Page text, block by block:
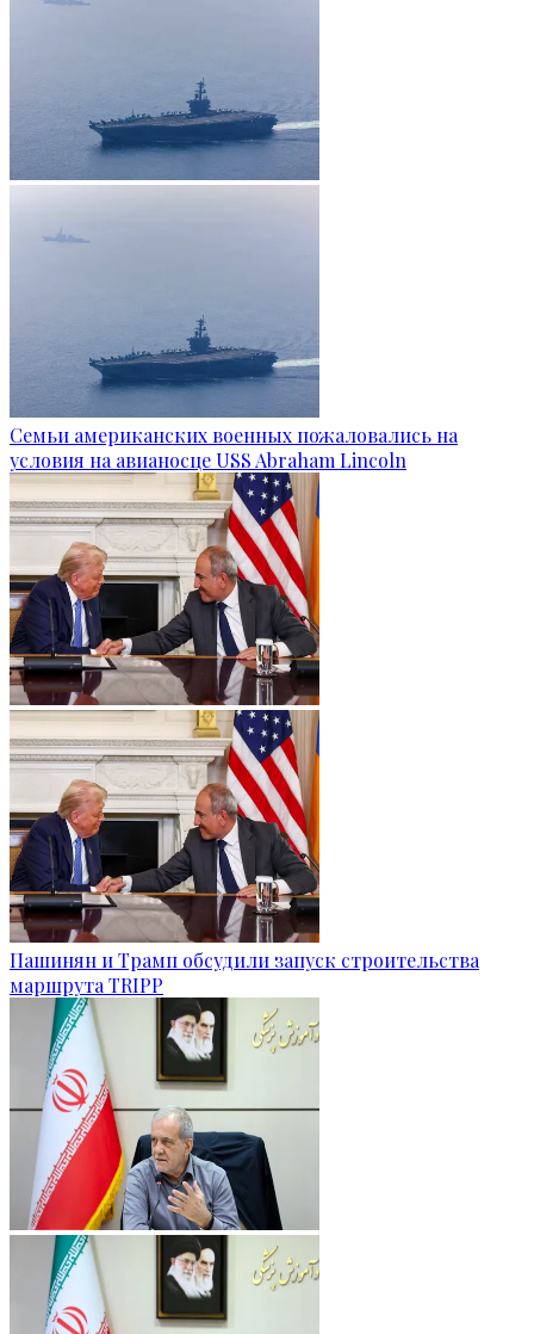
Семьи американских военных пожаловались на
условия на авианосце USS Abraham Lincoln
Пашинян и Трамп обсудили запуск строительства
маршрута TRIPP